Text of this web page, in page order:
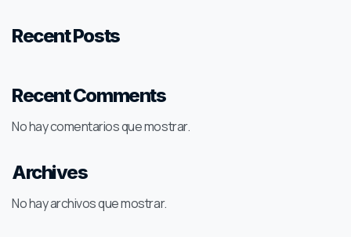
Recent Posts
Recent Comments
No hay comentarios que mostrar.
Archives
No hay archivos que mostrar.